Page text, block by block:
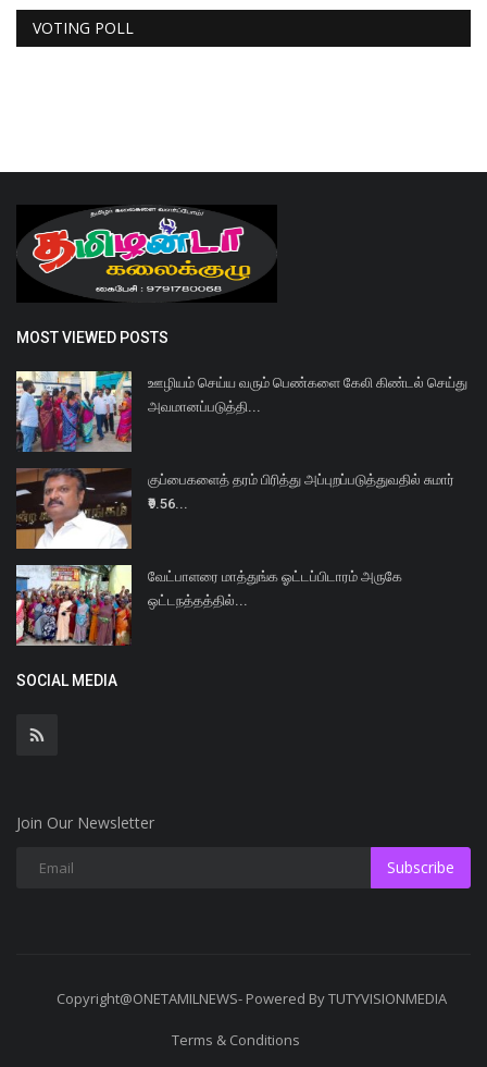
VOTING POLL
MOST VIEWED POSTS
ஊழியம் செய்ய வரும் பெண்களை கேலி கிண்டல் செய்து
அவமானப்படுத்தி...
குப்பைகளைத் தரம் பிரித்து அப்புறப்படுத்துவதில் சுமார்
₹9.56...
வேட்பாளரை மாத்துங்க ஓட்டப்பிடாரம் அருகே
ஒட்டநத்தத்தில்...
SOCIAL MEDIA
Join Our Newsletter
Subscribe
Copyright@ONETAMILNEWS- Powered By TUTYVISIONMEDIA
Terms & Conditions